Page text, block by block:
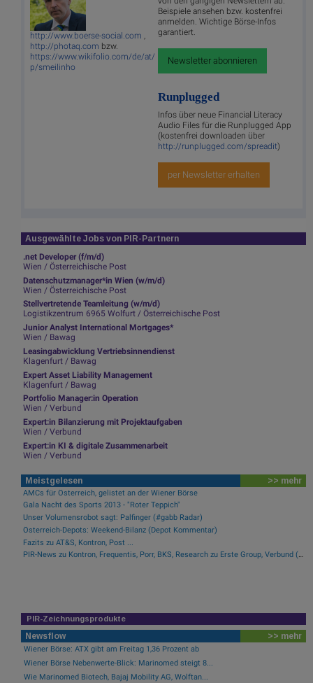
http://www.boerse-social.com ,
http://photaq.com bzw.
https://www.wikifolio.com/de/at/
p/smeilinho
Beispiele ansehen bzw. kostenfrei
anmelden. Wichtige Börse-Infos
garantiert.
Newsletter abonnieren
Runplugged
Infos über neue Financial Literacy
Audio Files für die Runplugged App
(kostenfrei downloaden über
http://runplugged.com/spreadit)
per Newsletter erhalten
Ausgewählte Jobs von PIR-Partnern
.net Developer (f/m/d)
Wien / Österreichische Post
Datenschutzmanager*in Wien (w/m/d)
Wien / Österreichische Post
Stellvertretende Teamleitung (w/m/d)
Logistikzentrum 6965 Wolfurt / Österreichische Post
Junior Analyst International Mortgages*
Wien / Bawag
Leasingabwicklung Vertriebsinnendienst
Klagenfurt / Bawag
Expert Asset Liability Management
Klagenfurt / Bawag
Portfolio Manager:in Operation
Wien / Verbund
Expert:in Bilanzierung mit Projektaufgaben
Wien / Verbund
Expert:in KI & digitale Zusammenarbeit
Wien / Verbund
Meistgelesen >> mehr
AMCs für Österreich, gelistet an der Wiener Börse
Gala Nacht des Sports 2013 - "Roter Teppich"
Unser Volumensrobot sagt: Palfinger (#gabb Radar)
Österreich-Depots: Weekend-Bilanz (Depot Kommentar)
Fazits zu AT&S, Kontron, Post ...
PIR-News zu Kontron, Frequentis, Porr, BKS, Research zu Erste Group, Verbund (Christine Petzwinkler)
PIR-Zeichnungsprodukte
Newsflow >> mehr
Wiener Börse: ATX gibt am Freitag 1,36 Prozent ab
Wiener Börse Nebenwerte-Blick: Marinomed steigt 8...
Wie Marinomed Biotech, Bajaj Mobility AG, Wolftan...